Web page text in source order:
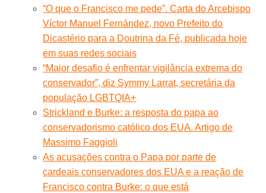
“O que o Francisco me pede”. Carta do Arcebispo
Víctor Manuel Fernández, novo Prefeito do
Dicastério para a Doutrina da Fé, publicada hoje
em suas redes sociais
“Maior desafio é enfrentar vigilância extrema do
conservador”, diz Symmy Larrat, secretária da
população LGBTQIA+
Strickland e Burke: a resposta do papa ao
conservadorismo católico dos EUA. Artigo de
Massimo Faggioli
As acusações contra o Papa por parte de
cardeais conservadores dos EUA e a reação de
Francisco contra Burke: o que está